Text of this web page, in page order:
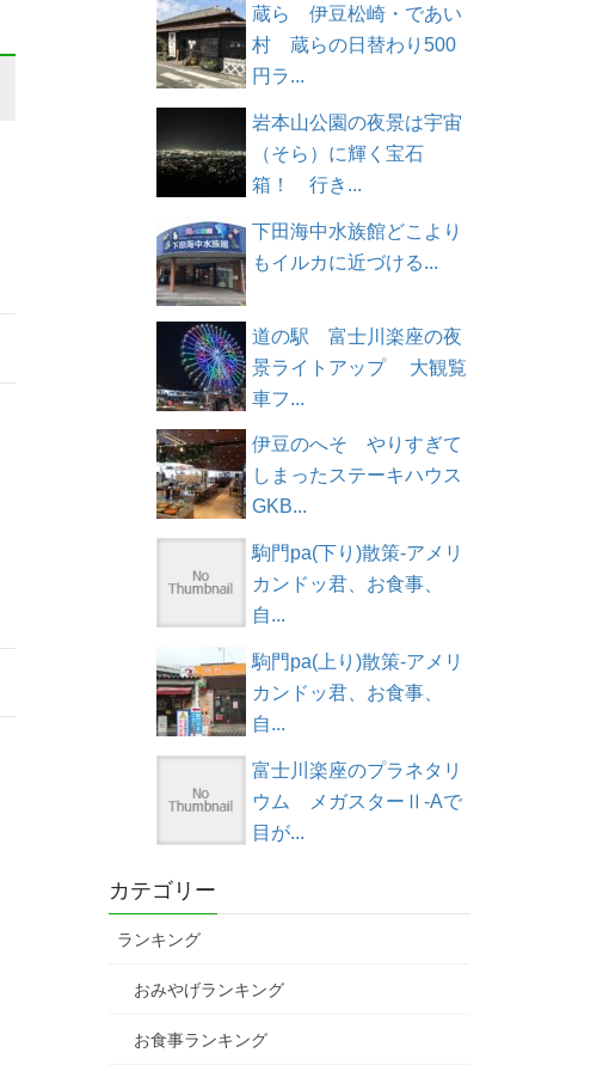
蔵ら 伊豆松崎・であい
村 蔵らの日替わり500
円ラ...
岩本山公園の夜景は宇宙
（そら）に輝く宝石
箱！ 行き...
下田海中水族館どこより
もイルカに近づける...
道の駅 富士川楽座の夜
景ライトアップ 大観覧
車フ...
伊豆のへそ やりすぎて
しまったステーキハウス
GKB...
駒門pa(下り)散策-アメリ
カンドッ君、お食事、
自...
駒門pa(上り)散策-アメリ
カンドッ君、お食事、
自...
富士川楽座のプラネタリ
ウム メガスターⅡ-Aで
目が...
カテゴリー
ランキング
おみやげランキング
お食事ランキング